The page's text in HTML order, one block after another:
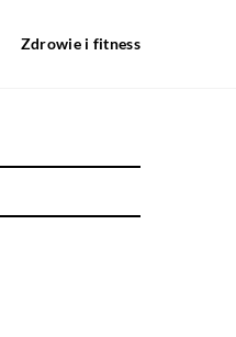
Zdrowie i fitness